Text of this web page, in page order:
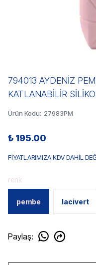
794013 AYDENİZ
KATLANABİLİR
Ürün Kodu: 27983PM
₺ 195.00
FİYATLARIMIZA KDV DAHİL
renk
pembe lacivert
Paylaş: